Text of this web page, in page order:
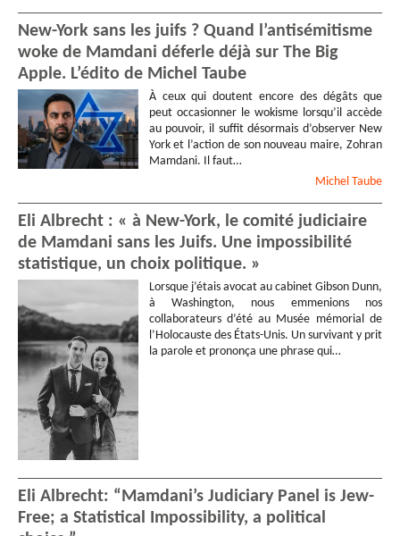
New-York sans les juifs ? Quand l’antisémitisme
woke de Mamdani déferle déjà sur The Big
Apple. L’édito de Michel Taube
À ceux qui doutent encore des dégâts que
peut occasionner le wokisme lorsqu’il accède
au pouvoir, il suffit désormais d’observer New
York et l’action de son nouveau maire, Zohran
Mamdani. Il faut…
Michel Taube
Eli Albrecht : « à New-York, le comité judiciaire
de Mamdani sans les Juifs. Une impossibilité
statistique, un choix politique. »
Lorsque j’étais avocat au cabinet Gibson Dunn,
à Washington, nous emmenions nos
collaborateurs d’été au Musée mémorial de
l’Holocauste des États-Unis. Un survivant y prit
la parole et prononça une phrase qui…
Eli Albrecht: “Mamdani’s Judiciary Panel is Jew-
Free; a Statistical Impossibility, a political